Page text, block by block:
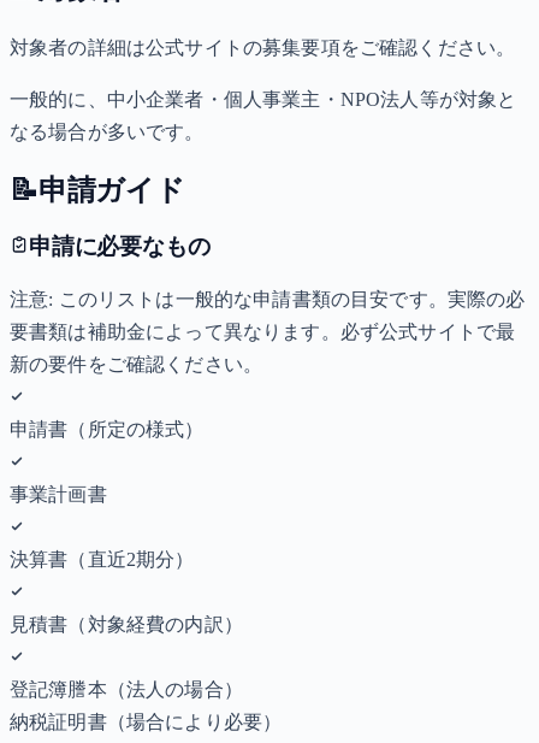
対象者の詳細は公式サイトの募集要項をご確認ください。
一般的に、中小企業者・個人事業主・NPO法人等が対象と
なる場合が多いです。
📝申請ガイド
申請に必要なもの
注意: このリストは一般的な申請書類の目安です。実際の必
要書類は補助金によって異なります。必ず公式サイトで最
新の要件をご確認ください。
申請書（所定の様式）
事業計画書
決算書（直近2期分）
見積書（対象経費の内訳）
登記簿謄本（法人の場合）
納税証明書（場合により必要）